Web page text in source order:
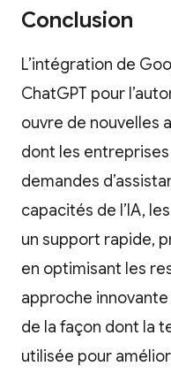
Conclusion
L’intégration de
ChatGPT pour
ouvre de nouvelles
dont les
demandes
capacités de l’IA,
un support rapide,
en optimisant les
approche
de la façon dont la
utilisée pour